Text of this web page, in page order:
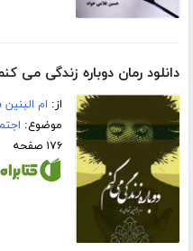
دانلود رمان دوباره زندگی می
از: ام
موضوع:
۱۷۶ صفحه